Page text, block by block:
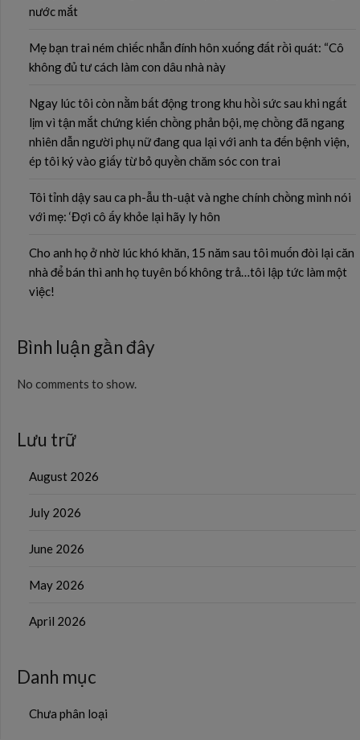
nước mắt
Mẹ bạn trai ném chiếc nhẫn đính hôn xuống đất rồi quát: “Cô
không đủ tư cách làm con dâu nhà này
Ngay lúc tôi còn nằm bất động trong khu hồi sức sau khi ngất
lịm vì tận mắt chứng kiến chồng phản bội, mẹ chồng đã ngang
nhiên dẫn người phụ nữ đang qua lại với anh ta đến bệnh viện,
ép tôi ký vào giấy từ bỏ quyền chăm sóc con trai
Tôi tỉnh dậy sau ca ph-ẫu th-uật và nghe chính chồng mình nói
với mẹ: ‘Đợi cô ấy khỏe lại hãy ly hôn
Cho anh họ ở nhờ lúc khó khăn, 15 năm sau tôi muốn đòi lại căn
nhà để bán thì anh họ tuyên bố không trả…tôi lập tức làm một
việc!
Bình luận gần đây
No comments to show.
Lưu trữ
August 2026
July 2026
June 2026
May 2026
April 2026
Danh mục
Chưa phân loại